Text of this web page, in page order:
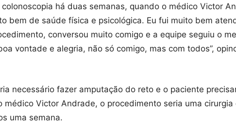
há duas semanas, quando o médico Victor
bem de saúde física e psicológica. Eu fui muito bem
conversou muito comigo e a equipe seguiu o
vontade e alegria, não só comigo, mas com todos”,
necessário fazer amputação do reto e o paciente
Victor Andrade, o procedimento seria uma
uma semana.